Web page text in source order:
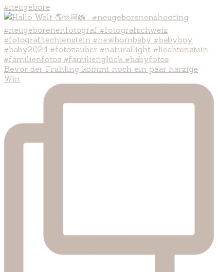
#neugebore
Bevor der Frühling kommt noch ein paar härzige
Win